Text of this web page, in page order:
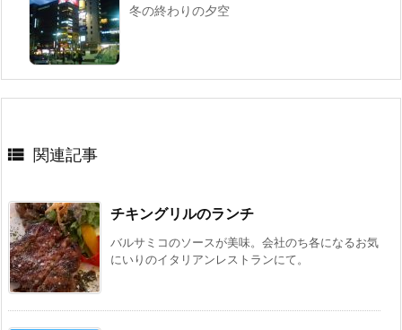
冬の終わりの夕空
 関連記事
チキングリルのランチ
バルサミコのソースが美味。会社のち各になるお気
にいりのイタリアンレストランにて。